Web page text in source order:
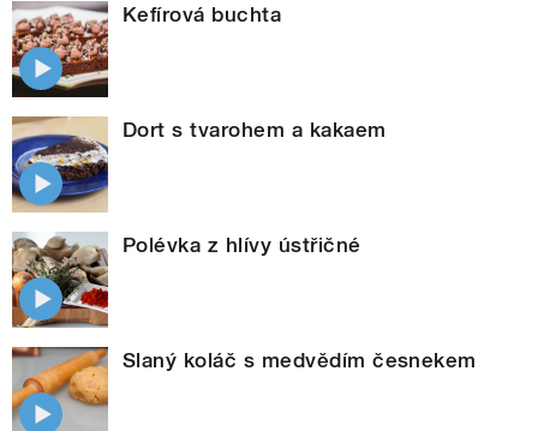
Kefírová buchta
Dort s tvarohem a kakaem
Polévka z hlívy ústřičné
Slaný koláč s medvědím česnekem